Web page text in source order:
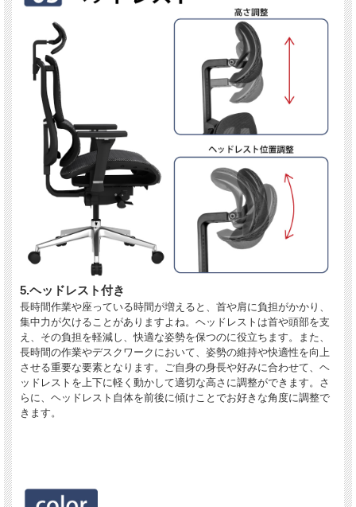
5.ヘッドレスト付き
長時間作業や座っている時間が増えると、首や肩に負担がかかり、
集中力が欠けることがありますよね。ヘッドレストは首や頭部を支
え、その負担を軽減し、快適な姿勢を保つのに役立ちます。また、
長時間の作業やデスクワークにおいて、姿勢の維持や快適性を向上
させる重要な要素となります。ご自身の身長や好みに合わせて、ヘ
ッドレストを上下に軽く動かして適切な高さに調整ができます。さ
らに、ヘッドレスト自体を前後に傾けことでお好きな角度に調整で
きます。